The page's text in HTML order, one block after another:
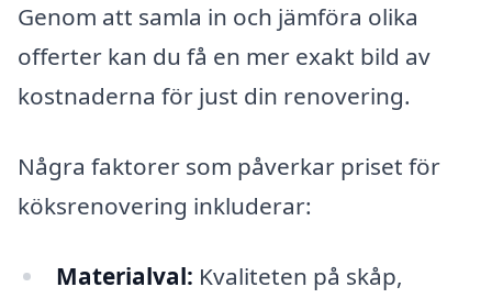
Genom att samla in och jämföra olika
offerter kan du få en mer exakt bild av
kostnaderna för just din renovering.
Några faktorer som påverkar priset för
köksrenovering inkluderar:
Materialval: Kvaliteten på skåp,